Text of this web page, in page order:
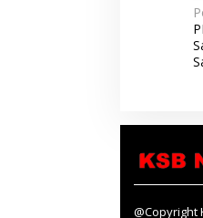
i
@Copyright